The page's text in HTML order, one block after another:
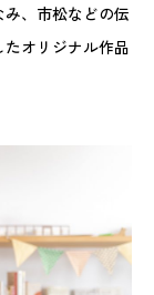
、市松などの伝
オリジナル作品